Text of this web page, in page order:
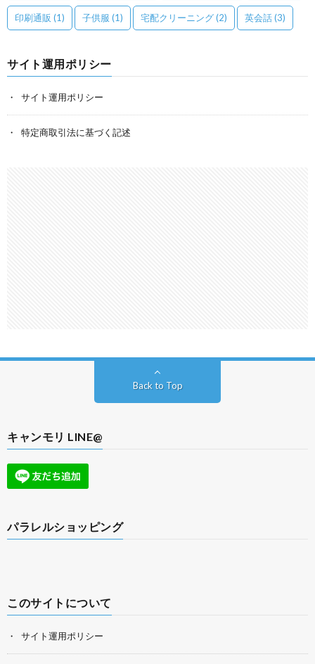
印刷通販 (1) 子供服 (1) 宅配クリーニング(2) 英会話(3)
サイト運用ポリシー
サイト運用ポリシー
特定商取引法に基づく記述
Back to Top
キャンモリ LINE@
パラレルショッピング
このサイトについて
サイト運用ポリシー